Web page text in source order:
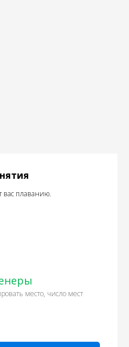
вас плаванию.
место, число мест